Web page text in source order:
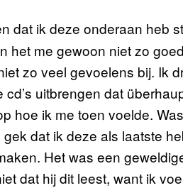
dat ik deze onderaan heb
het me gewoon niet zo
zo veel gevoelens bij. Ik
uitbrengen dat
hoe ik me toen voelde.
dat ik deze als laatste
Het was een
dat hij dit leest, want ik